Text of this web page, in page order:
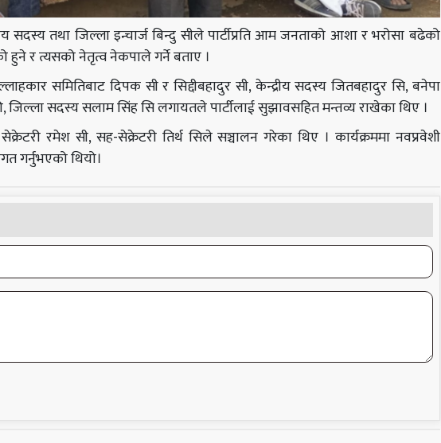
सदस्य तथा जिल्ला इन्चार्ज बिन्दु सीले पार्टीप्रति आम जनताको आशा र भरोसा बढेको
हुने र त्यसको नेतृत्व नेकपाले गर्ने बताए ।
समितिबाट दिपक सी र सिद्दीबहादुर सी, केन्द्रीय सदस्य जितबहादुर सि, बनेपा
जिल्ला सदस्य सलाम सिंह सि लगायतले पार्टीलाई सुझावसहित मन्तव्य राखेका थिए ।
रमेश सी, सह-सेक्रेटरी तिर्थ सिले सञ्चालन गरेका थिए । कार्यक्रममा नवप्रवेशी
गर्नुभएको थियो।